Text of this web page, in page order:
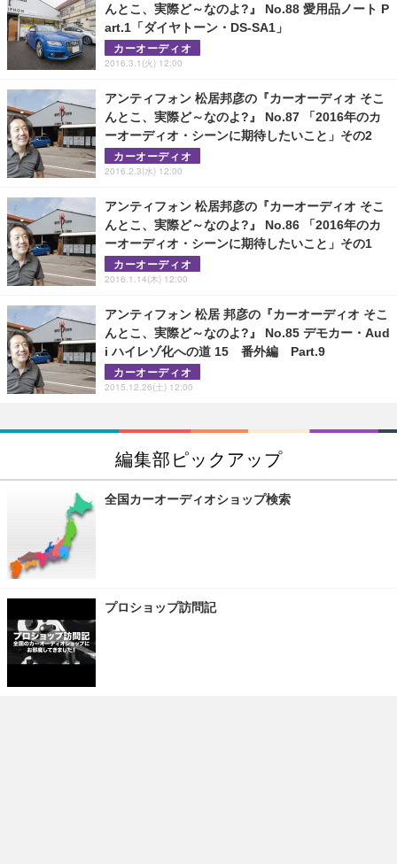
んとこ、実際ど～なのよ?』 No.88 愛用品ノート P
art.1「ダイヤトーン・DS-SA1」
カーオーディオ
2016.3.1(火) 12:00
アンティフォン 松居邦彦の『カーオーディオ そこ
んとこ、実際ど～なのよ?』 No.87 「2016年のカ
ーオーディオ・シーンに期待したいこと」その2
カーオーディオ
2016.2.3(水) 12:00
アンティフォン 松居邦彦の『カーオーディオ そこ
んとこ、実際ど～なのよ?』 No.86 「2016年のカ
ーオーディオ・シーンに期待したいこと」その1
カーオーディオ
2016.1.14(木) 12:00
アンティフォン 松居 邦彦の『カーオーディオ そこ
んとこ、実際ど～なのよ?』 No.85 デモカー・Aud
i ハイレゾ化への道 15 番外編 Part.9
カーオーディオ
2015.12.26(土) 12:00
編集部ピックアップ
全国カーオーディオショップ検索
プロショップ訪問記